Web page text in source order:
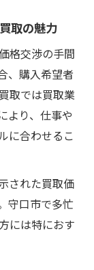
取の魅力
格交渉の手間
、購入希望者
取では買取業
より、仕事や
に合わせるこ
された買取価
守口市で多忙
には特におす